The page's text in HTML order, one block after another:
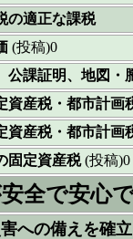
の適正な課税
(投稿)0
公課証明、地図・
資産税・都市計
資産税・都市計画
固定資産税(投稿)0
全で安心
への備えを確立